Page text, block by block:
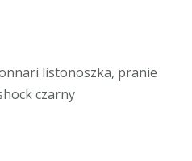
listonoszka, pranie
czarny